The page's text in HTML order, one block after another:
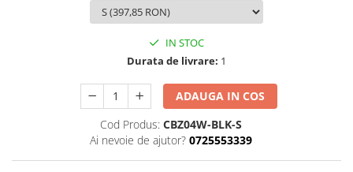
IN STOC
Durata de livrare: 1
ADAUGA IN COS
Cod Produs: CBZ04W-BLK-S
Ai nevoie de ajutor? 0725553339